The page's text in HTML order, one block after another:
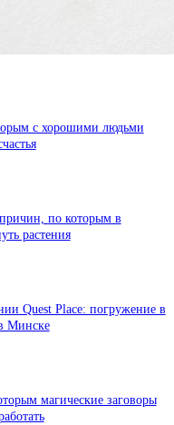
с хорошими людьми
по которым в
растения
Quest Place: погружение в
Минске
магические заговоры